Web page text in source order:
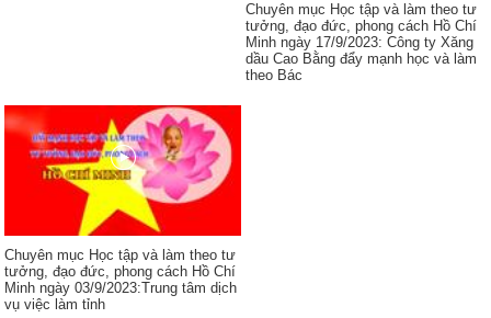
Chuyên mục Học tập và làm theo tư
tưởng, đạo đức, phong cách Hồ Chí
Minh ngày 17/9/2023: Công ty Xăng
dầu Cao Bằng đẩy mạnh học và làm
theo Bác
Chuyên mục Học tập và làm theo tư
tưởng, đạo đức, phong cách Hồ Chí
Minh ngày 03/9/2023:Trung tâm dịch
vụ việc làm tỉnh